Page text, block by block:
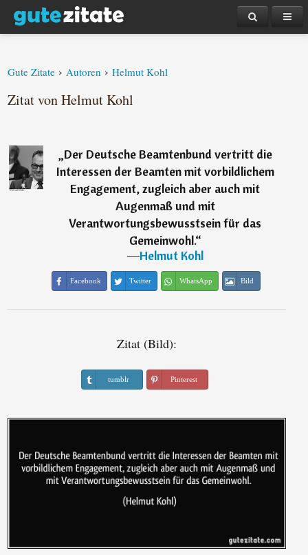
Gute Zitate › Autoren › Helmut Kohl
Zitat von Helmut Kohl
„Der Deutsche Beamtenbund vertritt die
Interessen der Beamten mit vorbildlichem
Engagement, zugleich aber auch mit
Augenmaß und mit
Verantwortungsbewusstsein für das
Gemeinwohl.“
―Helmut Kohl
Facebook Twitter WhatsApp Bild
Zitat (Bild):
tumblr Pinterest